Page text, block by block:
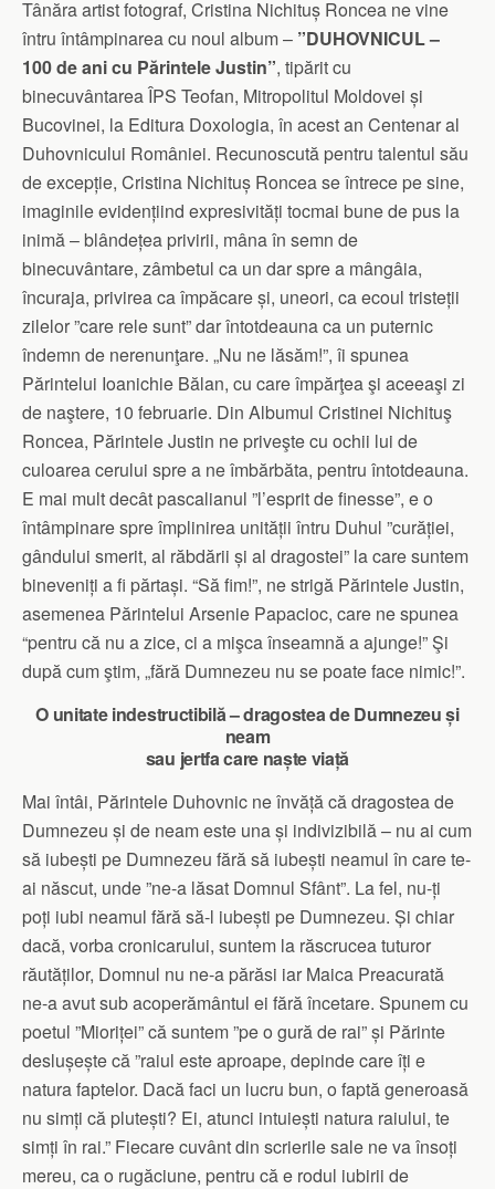
Tânăra artist fotograf, Cristina Nichituș Roncea ne vine
întru întâmpinarea cu noul album – ”DUHOVNICUL –
100 de ani cu Părintele Justin”, tipărit cu
binecuvântarea ÎPS Teofan, Mitropolitul Moldovei și
Bucovinei, la Editura Doxologia, în acest an Centenar al
Duhovnicului României. Recunoscută pentru talentul său
de excepție, Cristina Nichituș Roncea se întrece pe sine,
imaginile evidențiind expresivități tocmai bune de pus la
inimă – blândețea privirii, mâna în semn de
binecuvântare, zâmbetul ca un dar spre a mângâia,
încuraja, privirea ca împăcare și, uneori, ca ecoul tristeții
zilelor ”care rele sunt” dar întotdeauna ca un puternic
îndemn de nerenunţare. „Nu ne lăsăm!”, îi spunea
Părintelui Ioanichie Bălan, cu care împărţea şi aceeaşi zi
de naştere, 10 februarie. Din Albumul Cristinei Nichituş
Roncea, Părintele Justin ne priveşte cu ochii lui de
culoarea cerului spre a ne îmbărbăta, pentru întotdeauna.
E mai mult decât pascalianul ”l’esprit de finesse”, e o
întâmpinare spre împlinirea unității întru Duhul ”curăției,
gândului smerit, al răbdării și al dragostei” la care suntem
bineveniți a fi părtași. “Să fim!”, ne strigă Părintele Justin,
asemenea Părintelui Arsenie Papacioc, care ne spunea
“pentru că nu a zice, ci a mişca înseamnă a ajunge!” Şi
după cum ştim, „fără Dumnezeu nu se poate face nimic!”.
O unitate indestructibilă – dragostea de Dumnezeu și
neam
sau jertfa care naște viață
Mai întâi, Părintele Duhovnic ne învăță că dragostea de
Dumnezeu și de neam este una și indivizibilă – nu ai cum
să iubești pe Dumnezeu fără să iubești neamul în care te-
ai născut, unde ”ne-a lăsat Domnul Sfânt”. La fel, nu-ți
poți iubi neamul fără să-l iubești pe Dumnezeu. Și chiar
dacă, vorba cronicarului, suntem la răscrucea tuturor
răutăților, Domnul nu ne-a părăsi iar Maica Preacurată
ne-a avut sub acoperământul ei fără încetare. Spunem cu
poetul ”Mioriței” că suntem ”pe o gură de rai” și Părinte
deslușește că ”raiul este aproape, depinde care îți e
natura faptelor. Dacă faci un lucru bun, o faptă generoasă
nu simți că plutești? Ei, atunci intuiești natura raiului, te
simți în rai.” Fiecare cuvânt din scrierile sale ne va însoți
mereu, ca o rugăciune, pentru că e rodul iubirii de